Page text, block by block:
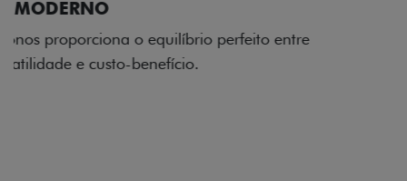
RODAS DE LIGA-LEVE
As rodas de liga leve com desenho dinâmico e
acabamento diamantado elevam o estilo do Fiat